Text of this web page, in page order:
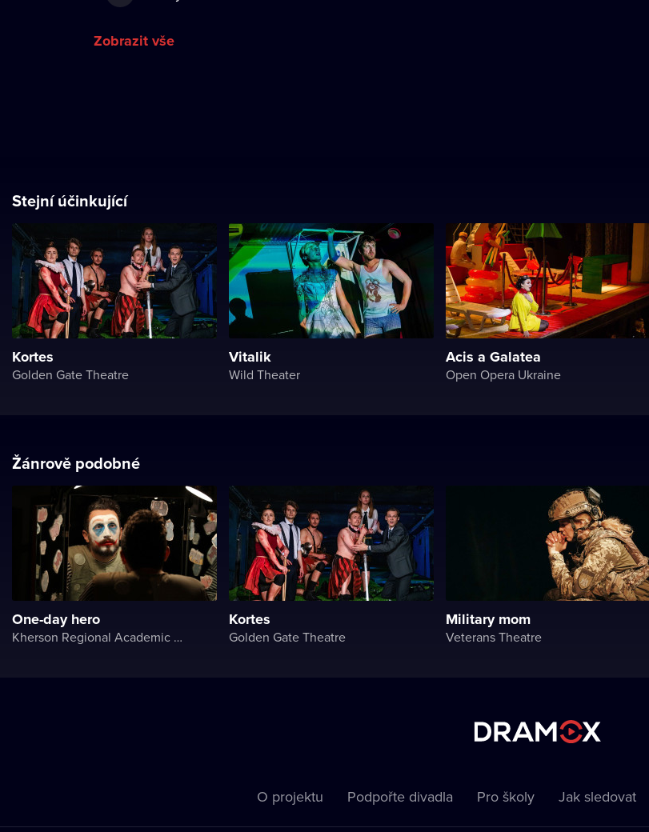
Zobrazit vše
Stejní účinkující
Kortes
Golden Gate Theatre
Vitalik
Wild Theater
Acis a Galatea
Open Opera Ukraine
Žánrově podobné
One-day hero
Kherson Regional Academic Music and Drama Theater named after Mykola Kulish
Kortes
Golden Gate Theatre
Military mom
Veterans Theatre
O projektu Podpořte divadla Pro školy Jak sledovat